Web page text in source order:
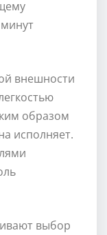
внешности
образом
исполняет.
выбор